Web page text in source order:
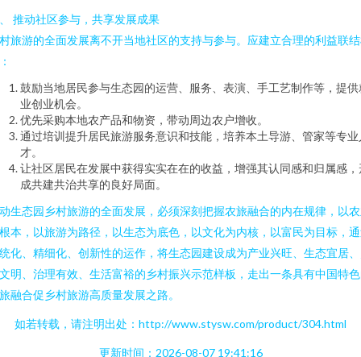
推动社区参与，共享发展成果
旅游的全面发展离不开当地社区的支持与参与。应建立合理的利益联
鼓励当地居民参与生态园的运营、服务、表演、手工艺制作等，提供
业创业机会。
优先采购本地农产品和物资，带动周边农户增收。
通过培训提升居民旅游服务意识和技能，培养本土导游、管家等专业
才。
让社区居民在发展中获得实实在在的收益，增强其认同感和归属感，
成共建共治共享的良好局面。
生态园乡村旅游的全面发展，必须深刻把握农旅融合的内在规律，以
本，以旅游为路径，以生态为底色，以文化为内核，以富民为目标，
化、精细化、创新性的运作，将生态园建设成为产业兴旺、生态宜居
明、治理有效、生活富裕的乡村振兴示范样板，走出一条具有中国特
融合促乡村旅游高质量发展之路。
如若转载，请注明出处：http://www.stysw.com/product/304.html
更新时间：2026-08-07 19:41:16